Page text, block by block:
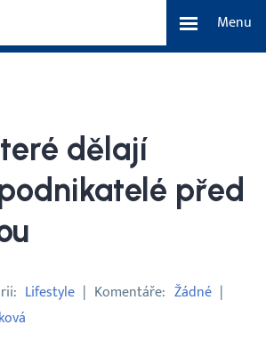
Menu
dělají
před
Lifestyle Komentáře Žádné